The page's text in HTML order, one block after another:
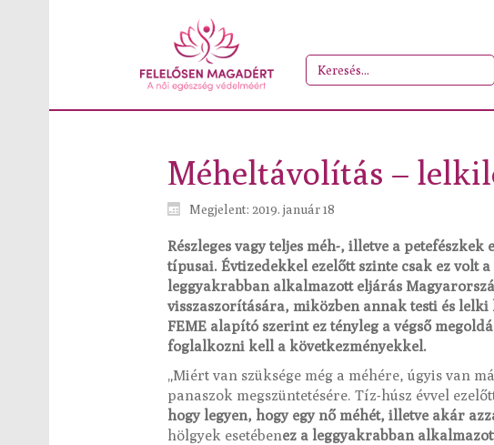
Méheltávolítás –
Megjelent: 2019. január 18
Részleges vagy teljes méh-, illetve a
típusai. Évtizedekkel ezelőtt szinte csak ez volt
leggyakrabban alkalmazott eljárás
visszaszorítására, miközben annak testi és lelki
FEME alapító szerint ez tényleg a végső
foglalkozni kell a következményekkel.
„Miért van szüksége még a méhére, úgyis van
panaszok megszüntetésére. Tíz-húsz évvel
hogy legyen, hogy egy nő méhét, illetve akár
hölgyek esetébenez a leggyakrabban